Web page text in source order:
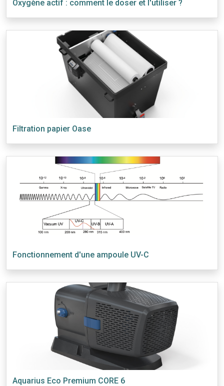
Oxygène actif : comment le doser et l'utiliser ?
Filtration papier Oase
Fonctionnement d'une ampoule UV-C
Aquarius Eco Premium CORE 6